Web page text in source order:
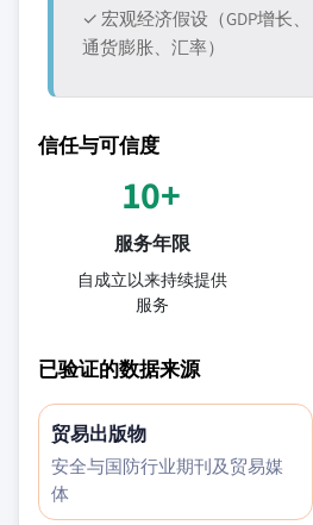
✓ 宏观经济假设（GDP增长、
通货膨胀、汇率）
信任与可信度
10+
服务年限
自成立以来持续提供
服务
已验证的数据来源
贸易出版物
安全与国防行业期刊及贸易媒
体